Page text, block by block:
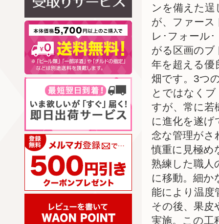
ンを備えた
が、ファー
レ･フォール
がる区画のブ
年を超える優
畑です。3つ
とではなく
すが、常に若
に進化を遂
念な管理がさ
慎重に見極め
熟練した職人
に移動。細か
能により温度
その後、果皮
実施。この工